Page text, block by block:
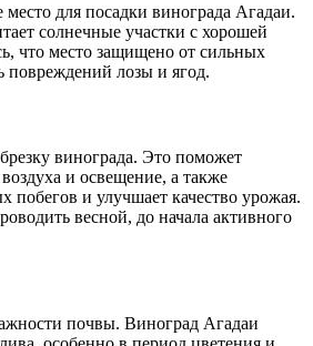
для посадки винограда Агадаи.
солнечные участки с хорошей
что место защищено от сильных
повреждений лозы и ягод.
винограда. Это поможет
и освещение, а также
побегов и улучшает качество урожая.
весной, до начала активного
почвы. Виноград Агадаи